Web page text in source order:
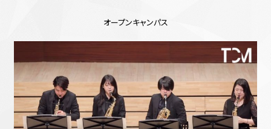
オープンキャンパス